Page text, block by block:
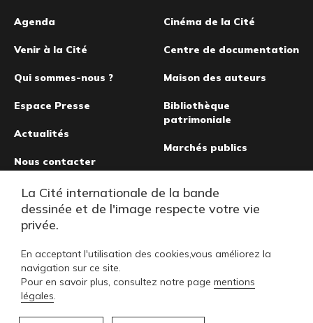
Pied
de
Agenda
Venir à la Cité
Qui sommes-nous ?
Espace Presse
Actualités
Nous contacter
Musée de la bande
dessinée
Cinéma de la Cité
Centre de documentation
Maison des auteurs
Bibliothèque
patrimoniale
Marchés publics
La Cité internationale de la bande
dessinée et de l'image respecte votre vie
privée.
En acceptant l'utilisation des cookies,vous améliorez la
navigation sur ce site.
Pour en savoir plus, consultez notre page mentions
légales.